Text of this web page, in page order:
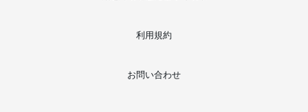
利用規約
お問い合わせ